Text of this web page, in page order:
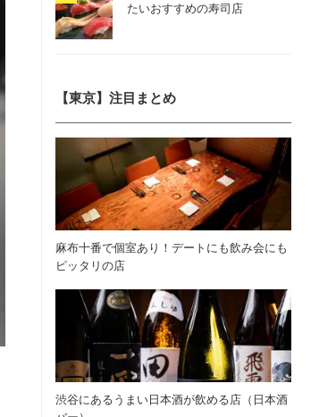
たいおすすめの寿司店
【東京】注目まとめ
麻布十番で個室あり！デートにも飲み会にも
ピッタリの店
渋谷にあるうまい日本酒が飲める店（日本酒